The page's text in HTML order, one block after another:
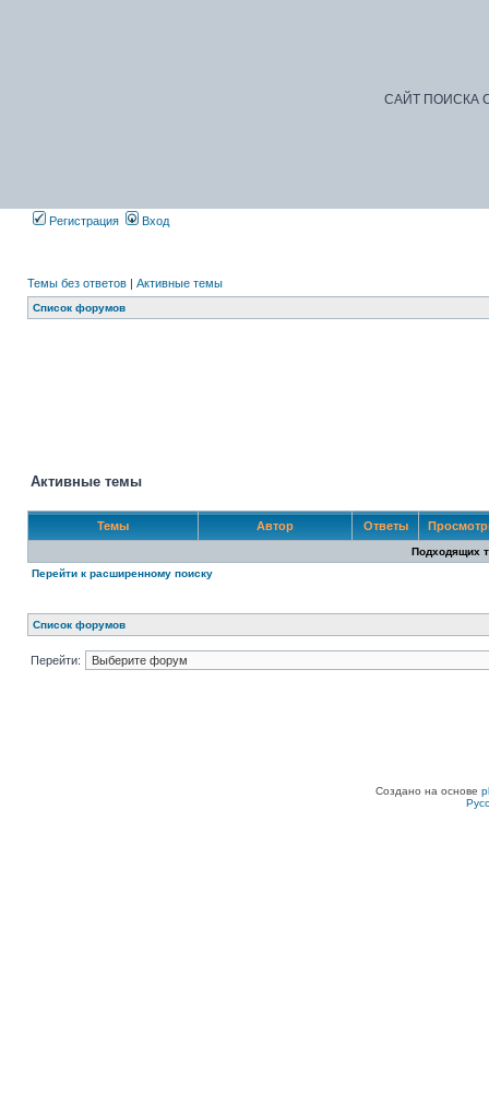
САЙТ ПОИСКА
Регистрация Вход
Темы без ответов | Активные темы
Список форумов
Активные темы
Темы Автор Ответы
Подходящих
Перейти к расширенному поиску
Список форумов
Перейти:
Создано на основе